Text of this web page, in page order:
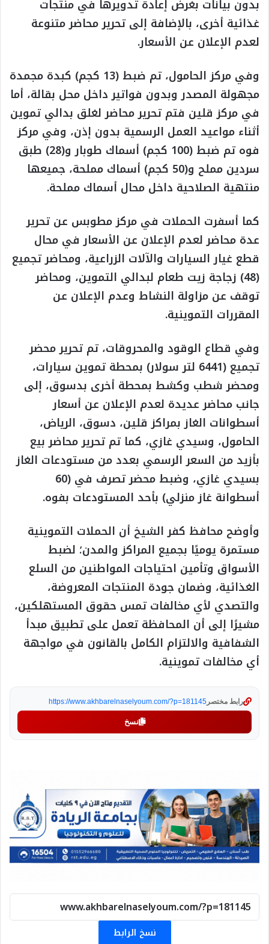
بدون بيانات بغرض إعادة تدويرها في منتجات
غذائية أخرى، بالإضافة إلى تحرير محاضر متنوعة
لعدم الإعلان عن الأسعار.
وفي مركز الحامول، تم ضبط (13 كجم) كبدة مجمدة
مجهولة المصدر وبدون فواتير داخل محل بقالة، أما
في مركز قلين فتم تحرير محاضر لغلق بدالي تموين
أثناء مواعيد العمل الرسمية بدون إذن، وفي مركز
فوه تم ضبط (100 كجم) أسماك طوبار و(28) طبق
سردين مملح و(50 كجم) أسماك مملحة، جميعها
منتهية الصلاحية داخل محال أسماك مملحة.
كما أسفرت الحملات في مركز مطوبس عن تحرير
عدة محاضر لعدم الإعلان عن الأسعار في محال
قطع غيار السيارات والآلات الزراعية، ومحاضر تجميع
(48) زجاجة زيت طعام لبدالي التموين، ومحاضر
توقف عن مزاولة النشاط وعدم الإعلان عن
المقررات التموينية.
وفي قطاع الوقود والمحروقات، تم تحرير محضر
تجميع (6441 لتر سولار) بمحطة تموين سيارات،
ومحضر شطب وكشط بمحطة أخرى بدسوق، إلى
جانب محاضر عديدة لعدم الإعلان عن أسعار
أسطوانات الغاز بمراكز قلين، دسوق، الرياض،
الحامول، وسيدي غازي، كما تم تحرير محاضر بيع
بأزيد من السعر الرسمي بعدد من مستودعات الغاز
بسيدي غازي، وضبط محضر تصرف في (60
أسطوانة غاز منزلي) بأحد المستودعات بفوه.
وأوضح محافظ كفر الشيخ أن الحملات التموينية
مستمرة يوميًا بجميع المراكز والمدن؛ لضبط
الأسواق وتأمين احتياجات المواطنين من السلع
الغذائية، وضمان جودة المنتجات المعروضة،
والتصدي لأي مخالفات تمس حقوق المستهلكين،
مشيرًا إلى أن المحافظة تعمل على تطبيق مبدأ
الشفافية والالتزام الكامل بالقانون في مواجهة
أي مخالفات تموينية.
رابط مختصر https://www.akhbarelnaselyoum.com/?p=181145
نسخ
نسخ الرابط